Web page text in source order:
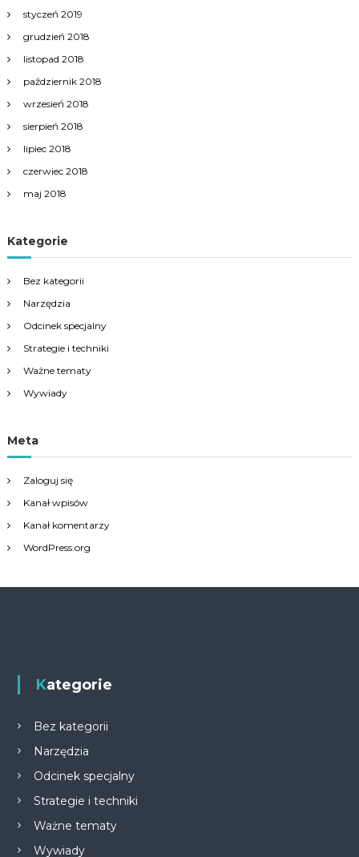
styczeń 2019
grudzień 2018
listopad 2018
październik 2018
wrzesień 2018
sierpień 2018
lipiec 2018
czerwiec 2018
maj 2018
Kategorie
Bez kategorii
Narzędzia
Odcinek specjalny
Strategie i techniki
Ważne tematy
Wywiady
Meta
Zaloguj się
Kanał wpisów
Kanał komentarzy
WordPress.org
Kategorie
Bez kategorii
Narzędzia
Odcinek specjalny
Strategie i techniki
Ważne tematy
Wywiady